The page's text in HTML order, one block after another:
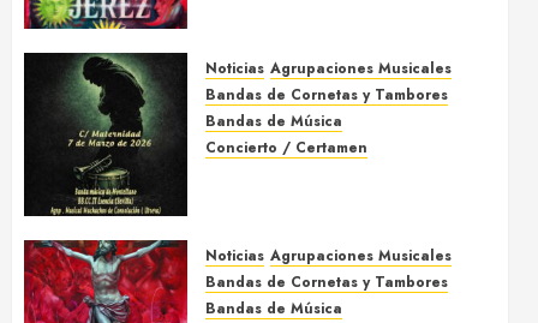
5 DE MARZO DE 2026 0
Noticias Agrupaciones Musicales
Bandas de Cornetas y Tambores
Bandas de Música
Concierto / Certamen
Noticias Agrupaciones Musicales
Bandas de Cornetas y Tambores
Bandas de Música